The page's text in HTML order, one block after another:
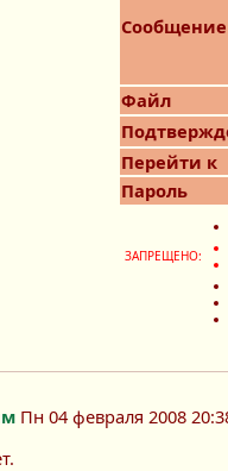
Сообщение
Файл
Перейти к
Пароль
ЗАПРЕЩЕНО:
Пн 04 февраля 2008